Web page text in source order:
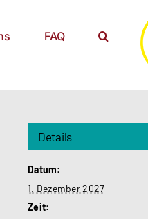
FAQ
Details
Datum:
1. Dezember 2027
Zeit: